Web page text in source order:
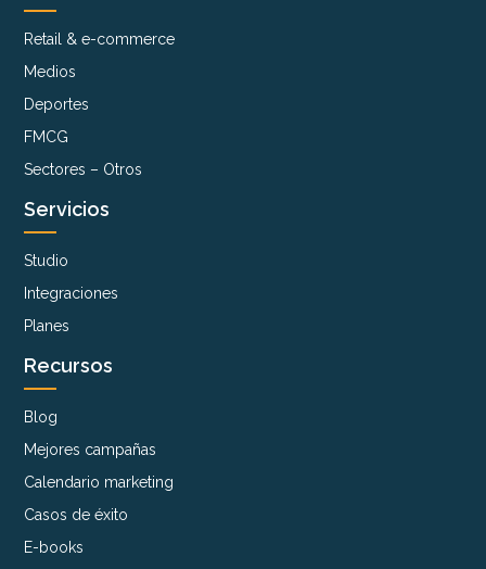
Retail & e-commerce
Medios
Deportes
FMCG
Sectores – Otros
Servicios
Studio
Integraciones
Planes
Recursos
Blog
Mejores campañas
Calendario marketing
Casos de éxito
E-books